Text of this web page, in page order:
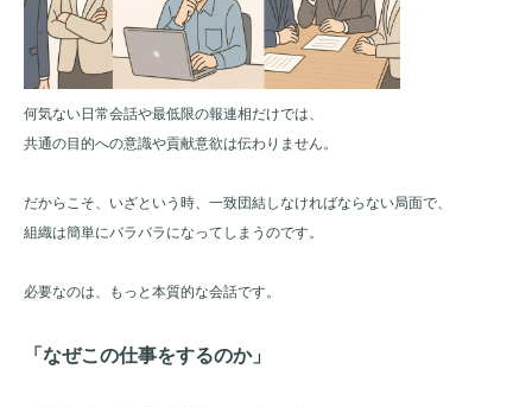
何気ない日常会話や最低限の報連相だけでは、
共通の目的への意識や貢献意欲は伝わりません。
だからこそ、いざという時、一致団結しなければならない局面で、
組織は簡単にバラバラになってしまうのです。
必要なのは、もっと本質的な会話です。
「なぜこの仕事をするのか」